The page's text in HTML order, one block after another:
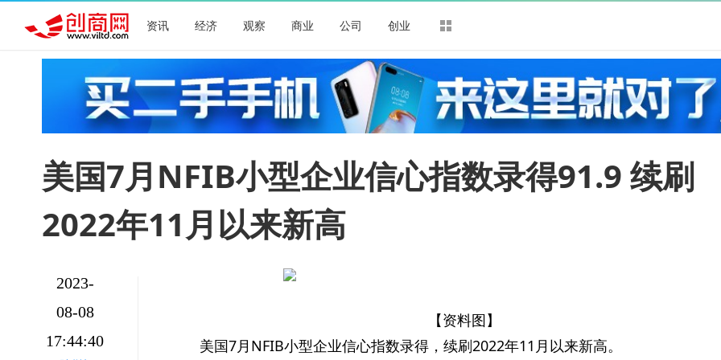
资讯 经济 观察 商业 公司 创业
美国7月NFIB小型企业信心指数录得91.9 续刷
2022年11月以来新高
2023-
08-08
17:44:40
【资料图】
美国7月NFIB小型企业信心指数录得，续刷2022年11月以来新高。